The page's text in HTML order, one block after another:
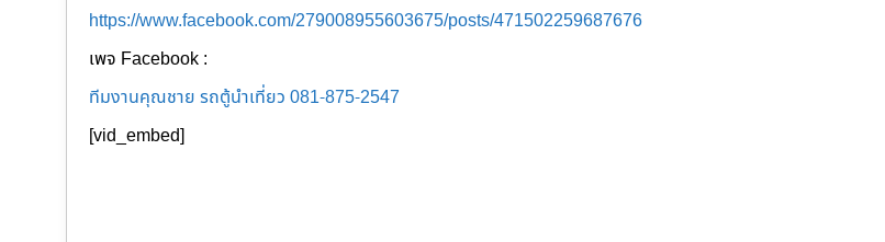
https://www.facebook.com/279008955603675/posts/471502259687676
เพจ Facebook :
ทีมงานคุณชาย รถตู้นำเที่ยว 081-875-2547
[vid_embed]